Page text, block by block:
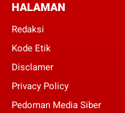
HALAMAN
Redaksi
Kode Etik
Disclamer
Privacy Policy
Pedoman Media Siber